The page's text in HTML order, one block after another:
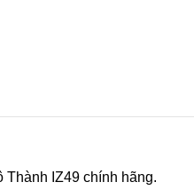
Thành IZ49 chính hãng.